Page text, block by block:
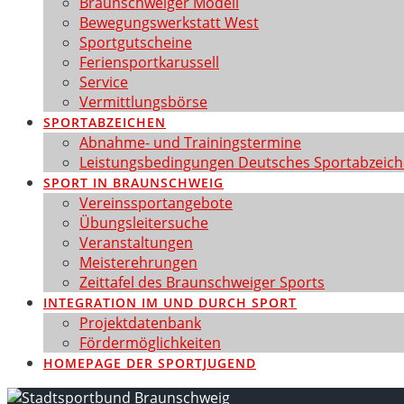
Bewegungswerkstatt West
Sportgutscheine
Feriensportkarussell
Service
Vermittlungsbörse
SPORTABZEICHEN
Abnahme- und Trainingstermine
Leistungsbedingungen Deutsches
SPORT IN BRAUNSCHWEIG
Vereinssportangebote
Übungsleitersuche
Veranstaltungen
Meisterehrungen
Zeittafel des Braunschweiger Sports
INTEGRATION IM UND DURCH SPORT
Projektdatenbank
Fördermöglichkeiten
HOMEPAGE DER SPORTJUGEND